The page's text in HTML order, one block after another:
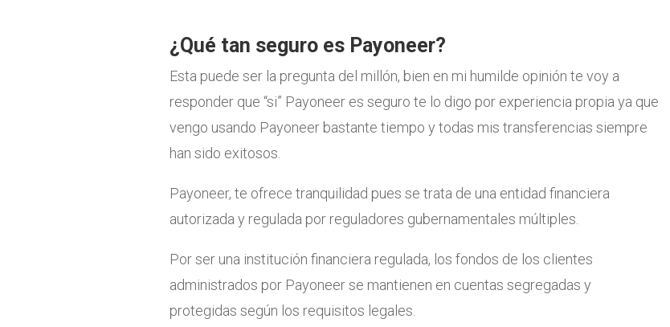
¿Qué tan seguro es Payoneer?
Esta puede ser la pregunta del millón, bien en mi humilde opinión te voy a
responder que “si” Payoneer es seguro te lo digo por experiencia propia ya que
vengo usando Payoneer bastante tiempo y todas mis transferencias siempre
han sido exitosos.
Payoneer, te ofrece tranquilidad pues se trata de una entidad financiera
autorizada y regulada por reguladores gubernamentales múltiples.
Por ser una institución financiera regulada, los fondos de los clientes
administrados por Payoneer se mantienen en cuentas segregadas y
protegidas según los requisitos legales.